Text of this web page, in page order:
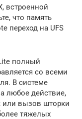
встроенной
что память
переход на UFS
полный
со всеми
В системе
любое действие,
или вызов шторки
тяжелых